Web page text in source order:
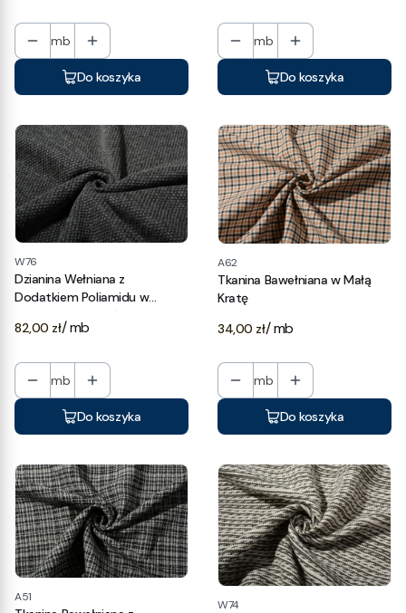
mb
Do koszyka
mb
Do koszyka
W76
Dzianina Wełniana z
Dodatkiem Poliamidu w
Odcieniach Szarości
Cena
82,00 zł/ mb
mb
Do koszyka
A62
Tkanina Bawełniana w Małą
Kratę
Cena
34,00 zł/ mb
mb
Do koszyka
A51
W74